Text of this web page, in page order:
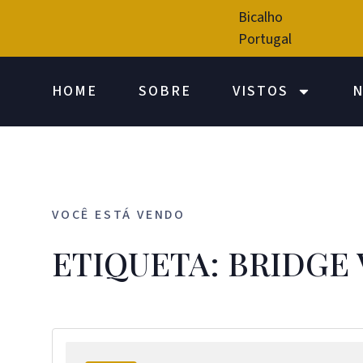
Bicalho
Portugal
HOME SOBRE VISTOS
VOCÊ ESTÁ VENDO
ETIQUETA: BRIDGE